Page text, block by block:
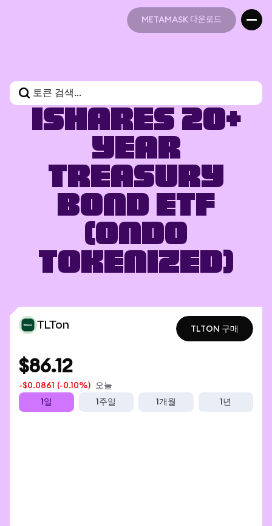
METAMASK 다운로드
iShares 20+
Year
Treasury
Bond ETF
(Ondo
Tokenized)
TLTon TLTON 구매
$86.12
-$0.0861 (-0.10%)
오늘
1일
1주일 1개월 1년